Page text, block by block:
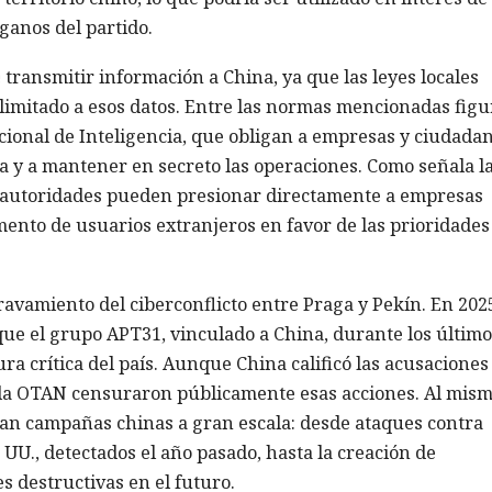
del partido.
información a China, ya que las leyes locales
a esos datos. Entre las normas mencionadas
de Inteligencia, que obligan a empresas y
a mantener en secreto las operaciones. Como señala
pueden presionar directamente a empresas
de usuarios extranjeros en favor de las prioridades
del ciberconflicto entre Praga y Pekín. En
el grupo APT31, vinculado a China, durante los
crítica del país. Aunque China calificó las acusaciones
OTAN censuraron públicamente esas acciones. Al
campañas chinas a gran escala: desde ataques contra
detectados el año pasado, hasta la creación de
destructivas en el futuro.